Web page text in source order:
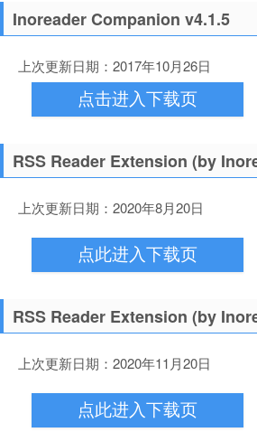
Inoreader Companion v4.1.5
上次更新日期：2017年10月26日
点击进入下载页
RSS Reader Extension (by
上次更新日期：2020年8月20日
点此进入下载页
RSS Reader Extension (by
上次更新日期：2020年11月20日
点此进入下载页